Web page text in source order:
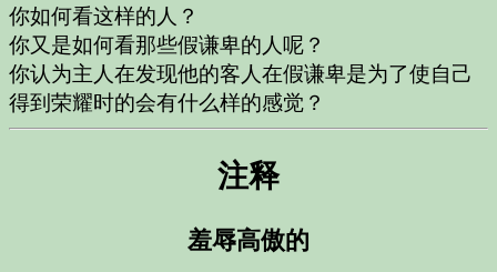
你如何看这样的人？
你又是如何看那些假谦卑的人呢？
你认为主人在发现他的客人在假谦卑是为了使自己
得到荣耀时的会有什么样的感觉？
注释
羞辱高傲的